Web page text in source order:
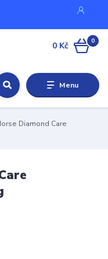
Menu
0
0 Kč
Diamond Care